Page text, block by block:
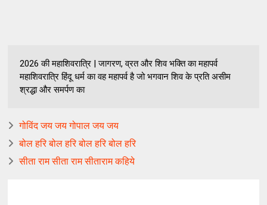
2026 की महाशिवरात्रि | जागरण, व्रत और शिव भक्ति का महापर्व
महाशिवरात्रि हिंदू धर्म का वह महापर्व है जो भगवान शिव के प्रति असीम
श्रद्धा और समर्पण का
गोविंद जय जय गोपाल जय जय
बोल हरि बोल हरि बोल हरि बोल हरि
सीता राम सीता राम सीताराम कहिये